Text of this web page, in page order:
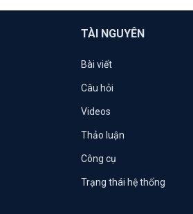
TÀI NGUYÊN
Bài viết
Câu hỏi
Videos
Thảo luận
Công cụ
Trạng thái hệ thống